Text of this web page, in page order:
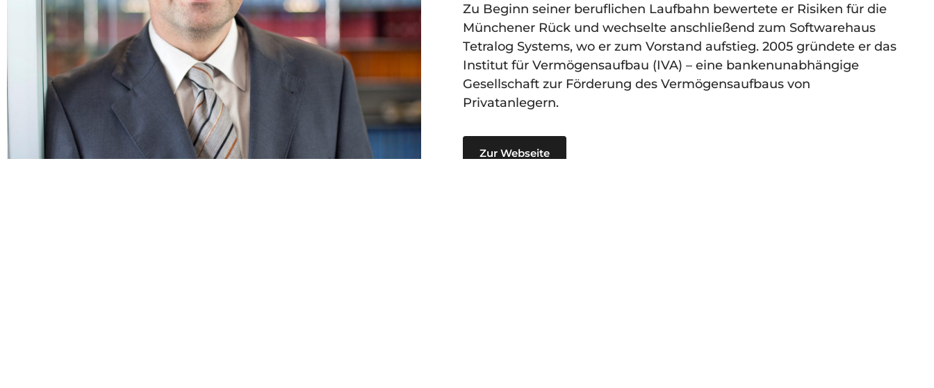
Zu Beginn seiner beruflichen Laufbahn bewertete er Risiken für die
Münchener Rück und wechselte anschließend zum Softwarehaus
Tetralog Systems, wo er zum Vorstand aufstieg. 2005 gründete er das
Institut für Vermögensaufbau (IVA) – eine bankenunabhängige
Gesellschaft zur Förderung des Vermögensaufbaus von
Privatanlegern.
Zur Webseite